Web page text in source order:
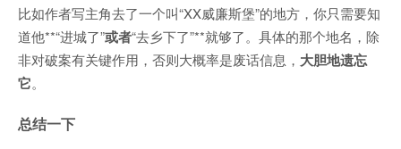
比如作者写主角去了一个叫“XX威廉斯堡”的地方，你只需要知
道他**“进城了”或者“去乡下了”**就够了。具体的那个地名，除
非对破案有关键作用，否则大概率是废话信息， 大胆地遗忘
它。
总结一下